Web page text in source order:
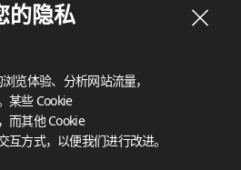
的隐私
览体验、分析网站流量，
某些 Cookie
而其他 Cookie
方式，以便我们进行改进。